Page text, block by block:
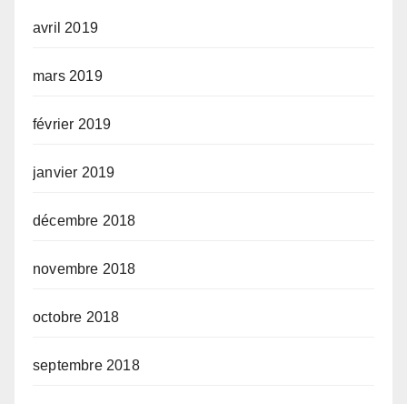
avril 2019
mars 2019
février 2019
janvier 2019
décembre 2018
novembre 2018
octobre 2018
septembre 2018